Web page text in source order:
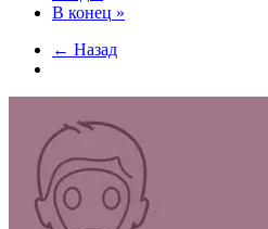
В конец »
← Назад